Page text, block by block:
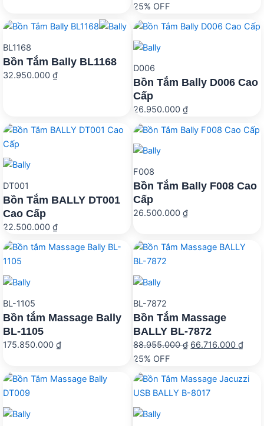
35.650.000 ₫.
25% OFF
BL1168
Bồn Tắm Bally BL1168
32.950.000 ₫
D006
Bồn Tắm Bally D006 Cao
Cấp
26.950.000₫
DT001
Bồn Tắm BALLY DT001
Cao Cấp
22.500.000 ₫
F008
Bồn Tắm Bally F008 Cao
Cấp
26.500.000₫
BL-1105
Bồn tắm Massage Bally
BL-1105
175.850.000 ₫
BL-7872
Bồn Tắm Massage
BALLY BL-7872
88.955.000₫ Giá
88.955.000 ₫.
66.716.000₫Giá
25% OFF